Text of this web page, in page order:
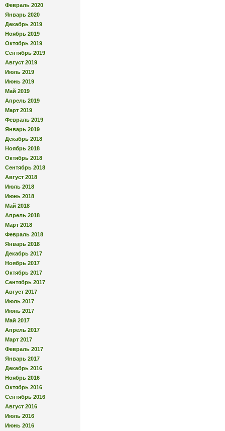
Февраль 2020
Январь 2020
Декабрь 2019
Ноябрь 2019
Октябрь 2019
Сентябрь 2019
Август 2019
Июль 2019
Июнь 2019
Май 2019
Апрель 2019
Март 2019
Февраль 2019
Январь 2019
Декабрь 2018
Ноябрь 2018
Октябрь 2018
Сентябрь 2018
Август 2018
Июль 2018
Июнь 2018
Май 2018
Апрель 2018
Март 2018
Февраль 2018
Январь 2018
Декабрь 2017
Ноябрь 2017
Октябрь 2017
Сентябрь 2017
Август 2017
Июль 2017
Июнь 2017
Май 2017
Апрель 2017
Март 2017
Февраль 2017
Январь 2017
Декабрь 2016
Ноябрь 2016
Октябрь 2016
Сентябрь 2016
Август 2016
Июль 2016
Июнь 2016